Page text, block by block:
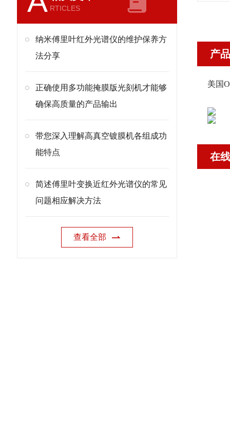
RTICLES
纳米傅里叶红外光谱仪的维护保养方
法分享
正确使用多功能掩膜版光刻机才能够
确保高质量的产品输出
带您深入理解高真空镀膜机各组成功
能特点
简述傅里叶变换近红外光谱仪的常见
问题相应解决方法
查看全部
产
美国
在